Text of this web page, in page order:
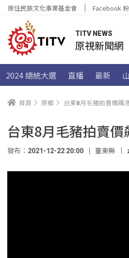
原住民族文化事業基金會 Facebook
TITV NEWS
原視新聞網
2024 總統大選 直播 最新
首頁 原鄉 台東8月毛豬拍賣價飆
台東8月毛豬拍賣
發布：2021-12-22 20:00 臺東縣